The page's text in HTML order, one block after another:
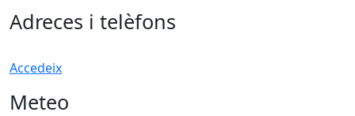
Adreces i telèfons
Accedeix
Meteo